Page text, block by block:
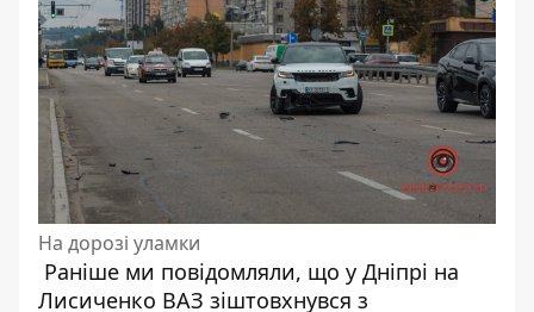
На дорозі уламки
Раніше ми повідомляли, що у Дніпрі на
Лисиченко ВАЗ зіштовхнувся з